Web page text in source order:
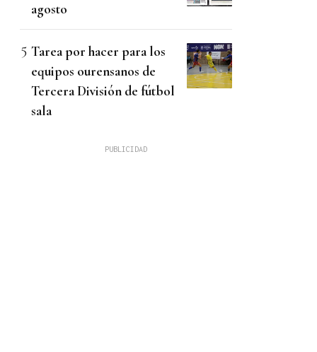
agosto
Tarea por hacer para los
equipos ourensanos de
Tercera División de fútbol
sala